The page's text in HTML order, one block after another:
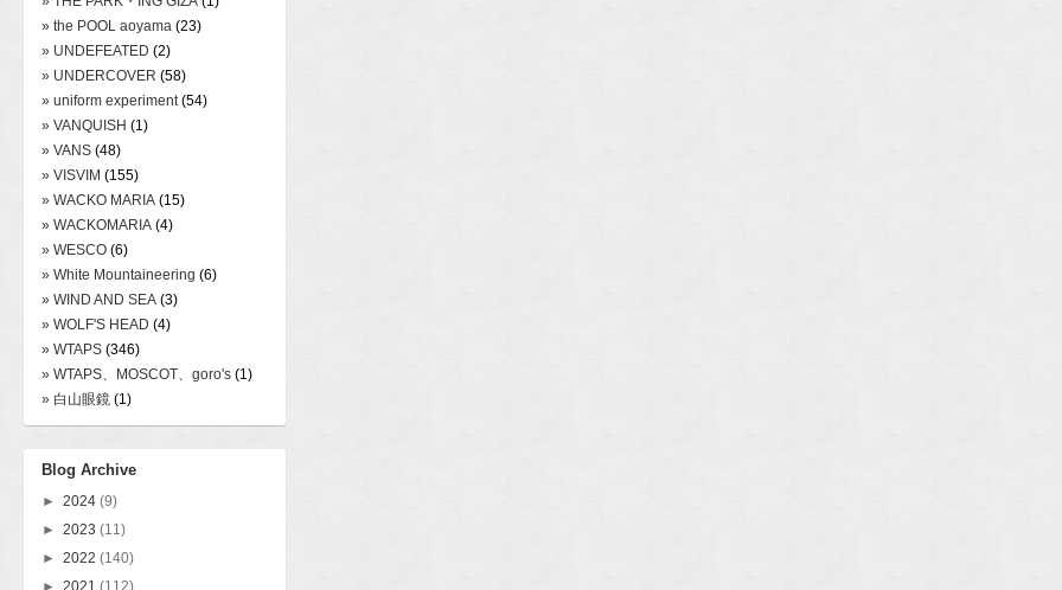
» the POOL aoyama (23)
» UNDEFEATED (2)
» UNDERCOVER (58)
» uniform experiment (54)
» VANQUISH (1)
» VANS (48)
» VISVIM (155)
» WACKO MARIA (15)
» WACKOMARIA (4)
» WESCO (6)
» White Mountaineering (6)
» WIND AND SEA (3)
» WOLF'S HEAD (4)
» WTAPS (346)
» WTAPS、MOSCOT、goro's (1)
» 白山眼鏡 (1)
Blog Archive
► 2024 (9)
► 2023 (11)
► 2022 (140)
► 2021 (112)